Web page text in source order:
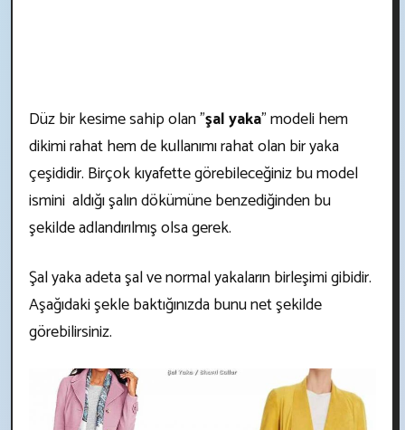
Düz bir kesime sahip olan "şal yaka" modeli hem
dikimi rahat hem de kullanımı rahat olan bir yaka
çeşididir. Birçok kıyafette görebileceğiniz bu model
ismini aldığı şalın dökümüne benzediğinden bu
şekilde adlandırılmış olsa gerek.
Şal yaka adeta şal ve normal yakaların birleşimi gibidir.
Aşağıdaki şekle baktığınızda bunu net şekilde
görebilirsiniz.